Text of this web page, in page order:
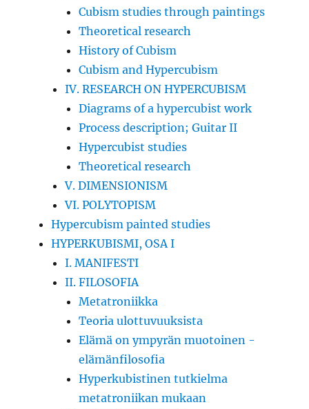
Cubism studies through paintings
Theoretical research
History of Cubism
Cubism and Hypercubism
IV. RESEARCH ON HYPERCUBISM
Diagrams of a hypercubist work
Process description; Guitar II
Hypercubist studies
Theoretical research
V. DIMENSIONISM
VI. POLYTOPISM
Hypercubism painted studies
HYPERKUBISMI, OSA I
I. MANIFESTI
II. FILOSOFIA
Metatroniikka
Teoria ulottuvuuksista
Elämä on ympyrän muotoinen -
elämänfilosofia
Hyperkubistinen tutkielma
metatroniikan mukaan